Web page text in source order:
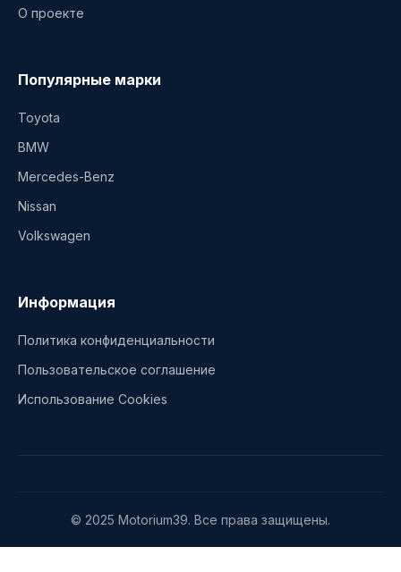
О проекте
Популярные марки
Toyota
BMW
Mercedes-Benz
Nissan
Volkswagen
Информация
Политика конфиденциальности
Пользовательское соглашение
Использование Cookies
© 2025 Motorium39. Все права защищены.